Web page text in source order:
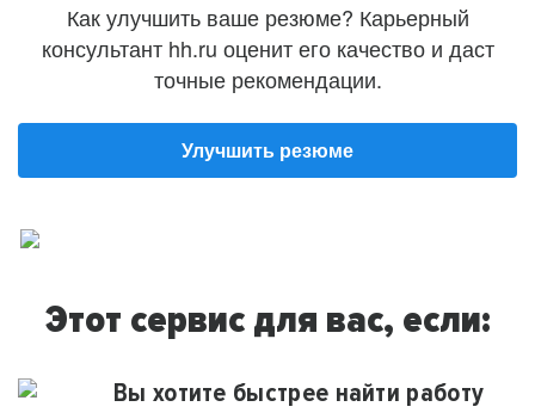
Как улучшить ваше резюме? Карьерный
консультант hh.ru оценит его качество и даст
точные рекомендации.
Улучшить резюме
Этот сервис для вас, если:
Вы хотите быстрее найти работу